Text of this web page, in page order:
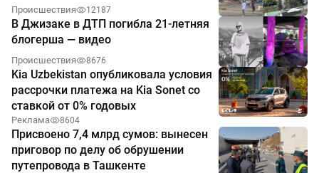
Происшествия 12187
В Джизаке в ДТП погибла 21-летняя
блогерша — видео
Происшествия 8676
Kia Uzbekistan опубликовала условия
рассрочки платежа на Kia Sonet со
ставкой от 0% годовых
Реклама 8604
Присвоено 7,4 млрд сумов: вынесен
приговор по делу об обрушении
путепровода в Ташкенте